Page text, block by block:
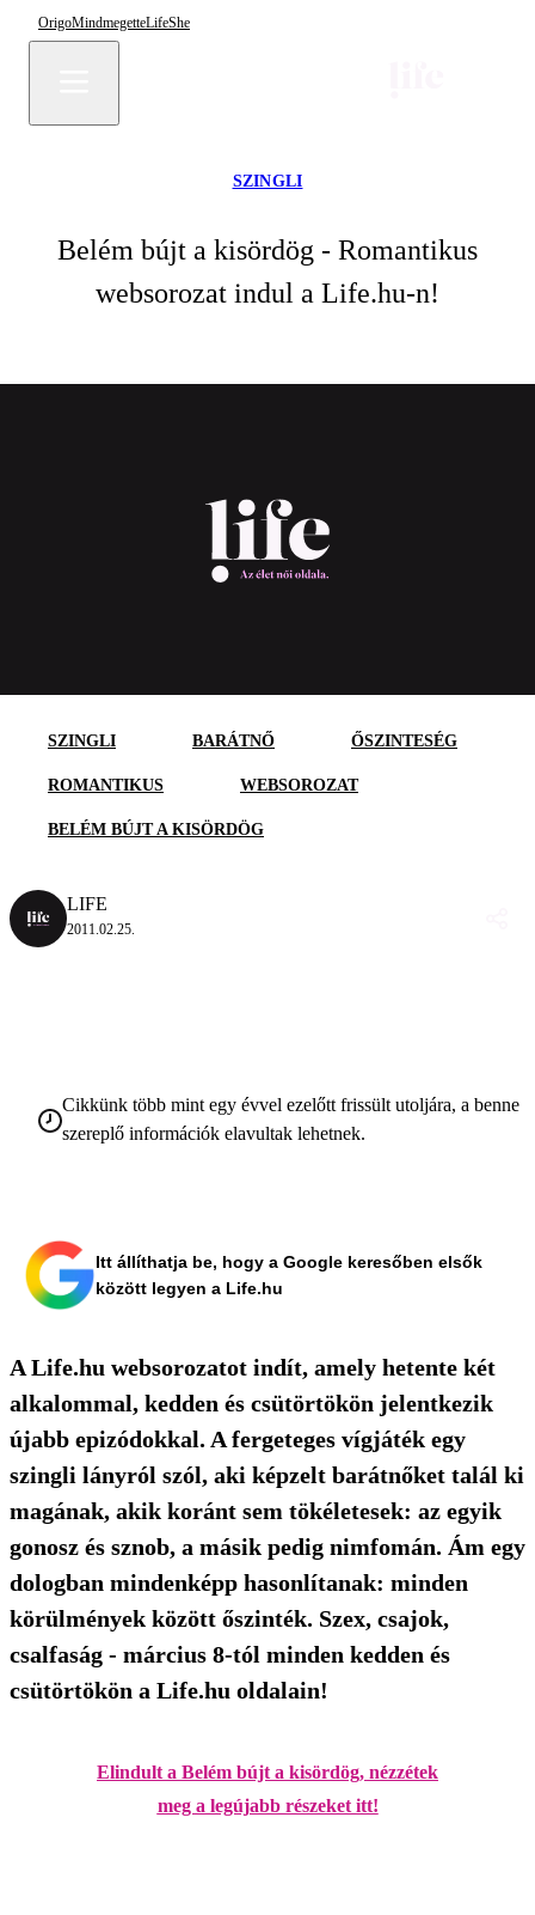
OrigoMindmegetteLifeShe
SZINGLI
Belém bújt a kisördög - Romantikus
websorozat indul a Life.hu-n!
SZINGLI BARÁTNŐ ŐSZINTESÉG
ROMANTIKUS WEBSOROZAT
BELÉM BÚJT A KISÖRDÖG
LIFE
2011.02.25.
Cikkünk több mint egy évvel ezelőtt frissült utoljára, a benne
szereplő információk elavultak lehetnek.
Itt állíthatja be, hogy a Google keresőben elsők
között legyen a Life.hu
A Life.hu websorozatot indít, amely hetente két
alkalommal, kedden és csütörtökön jelentkezik
újabb epizódokkal. A fergeteges vígjáték egy
szingli lányról szól, aki képzelt barátnőket talál ki
magának, akik koránt sem tökéletesek: az egyik
gonosz és sznob, a másik pedig nimfomán. Ám egy
dologban mindenképp hasonlítanak: minden
körülmények között őszinték. Szex, csajok,
csalfaság - március 8-tól minden kedden és
csütörtökön a Life.hu oldalain!
Elindult a Belém bújt a kisördög, nézzétek
meg a legújabb részeket itt!